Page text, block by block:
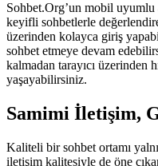
Sohbet.Org’un mobil uyumlu
keyifli sohbetlerle
üzerinden kolayca giriş
sohbet etmeye devam
kalmadan tarayıcı üzerinden
yaşayabilirsiniz.
Samimi İletişim,
Kaliteli bir sohbet ortamı
iletişim kalitesiyle de öne